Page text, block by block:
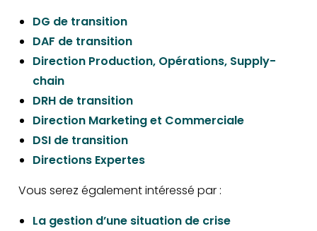
DG de transition
DAF de transition
Direction Production, Opérations, Supply-
chain
DRH de transition
Direction Marketing et Commerciale
DSI de transition
Directions Expertes
Vous serez également intéressé par :
La gestion d’une situation de crise